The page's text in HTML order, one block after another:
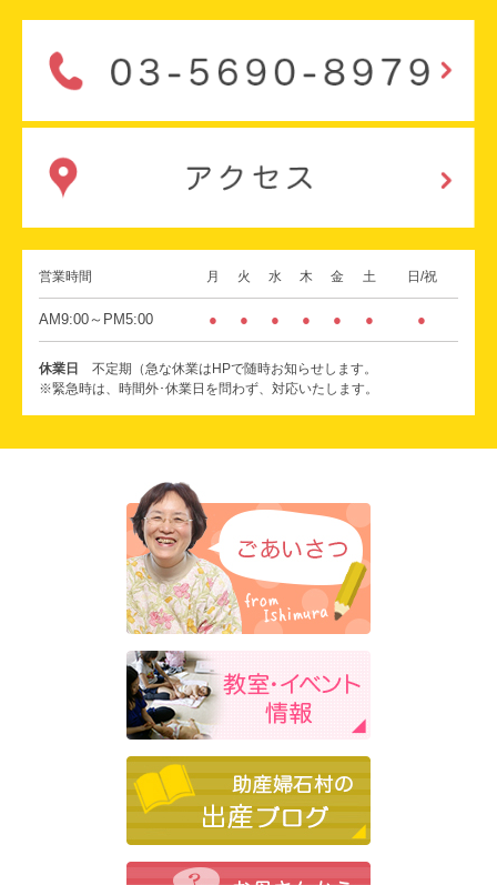
営業時間 月 火 水 木 金 土 日/祝
AM9:00～PM5:00 ● ● ● ● ● ● ●
休業日
不定期（急な休業はHPで随時お知らせします。
※緊急時は、時間外･休業日を問わず、対応いたします。